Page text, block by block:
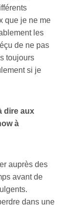
que je ne me
les
de ne pas
toujours
si je
dire aux
à
auprès des
avant de
dans une